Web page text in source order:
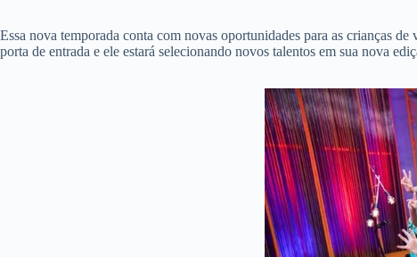
Essa nova temporada conta com novas oportunidades para as crianças
porta de entrada e ele estará selecionando novos talentos em sua nova